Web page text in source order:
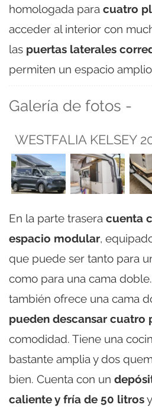
homologada para cuatro
acceder al interior con
las puertas laterales
permiten un espacio
Galería de fotos -
WESTFALIA KELSEY
En la parte trasera cuenta
espacio modular,
que puede ser tanto para
como para una cama
también ofrece una cama
pueden descansar cuatro
comodidad. Tiene una
bastante amplia y dos
bien. Cuenta con un
caliente y fría de 50 litros